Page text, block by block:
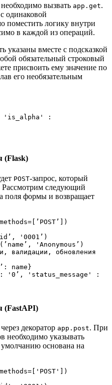
необходимо вызвать app.get.
одинаковой
поместить логику внутри
в каждой из операций.
указаны вместе с подсказкой
обязательный строковый
присвоить ему значение по
его необязательным
(Flask)
POST-запрос, который
Рассмотрим следующий
поля формы и возвращает
(FastAPI)
декоратор app.post. При
необходимо указывать
умолчанию основана на